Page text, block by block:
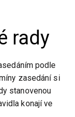
rady
podle
zasedání si
stanovenou
konají ve